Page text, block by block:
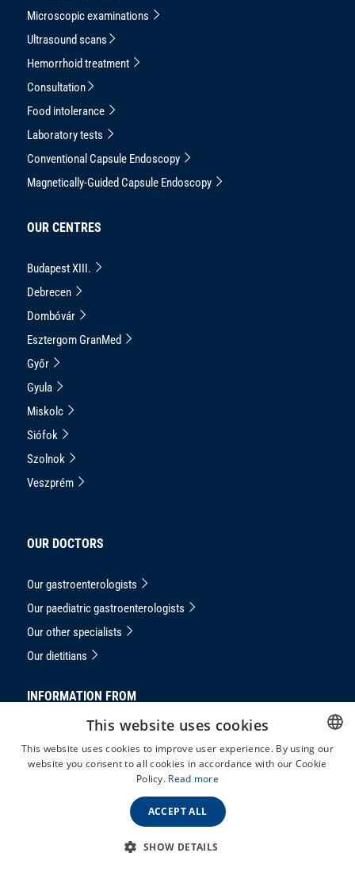
Microscopic examinations
Ultrasound scans
Hemorrhoid treatment
Consultation
Food intolerance
Laboratory tests
Conventional Capsule Endoscopy
Magnetically-Guided Capsule Endoscopy
OUR CENTRES
Budapest XIII.
Debrecen
Dombóvár
Esztergom GranMed
Győr
Gyula
Miskolc
Siófok
Szolnok
Veszprém
OUR DOCTORS
Our gastroenterologists
Our paediatric gastroenterologists
Our other specialists
Our dietitians
INFORMATION FROM
masthead
HUNGARIAN
This website uses cookies
This website uses cookies to improve user experience. By using our
website you consent to all cookies in accordance with our Cookie
Policy. Read more
ACCEPT ALL
SHOW DETAILS